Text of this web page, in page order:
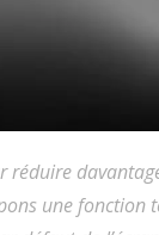
réduire
une fonction